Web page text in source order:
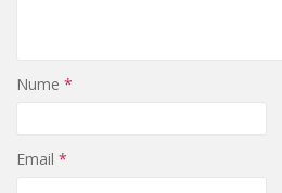
Nume *
Email *